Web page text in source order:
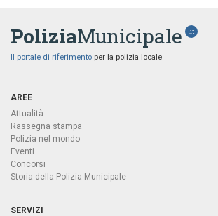
PoliziaMunicipale .it
Il portale di riferimento per la polizia locale
AREE
Attualità
Rassegna stampa
Polizia nel mondo
Eventi
Concorsi
Storia della Polizia Municipale
SERVIZI